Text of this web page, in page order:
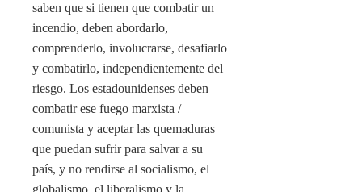
saben que si tienen que combatir un
incendio, deben abordarlo,
comprenderlo, involucrarse, desafiarlo
y combatirlo, independientemente del
riesgo. Los estadounidenses deben
combatir ese fuego marxista /
comunista y aceptar las quemaduras
que puedan sufrir para salvar a su
país, y no rendirse al socialismo, el